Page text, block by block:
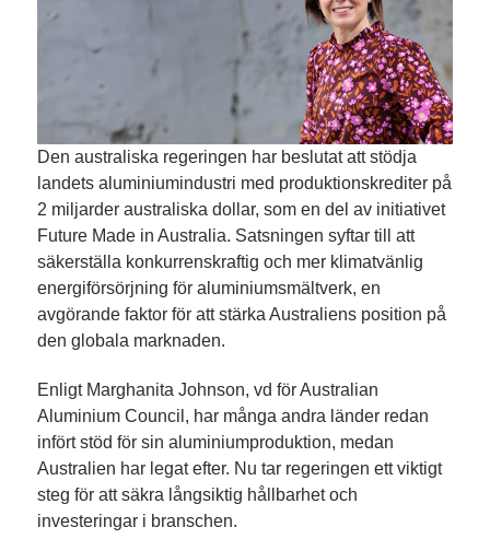
Den australiska regeringen har beslutat att stödja
landets aluminiumindustri med produktionskrediter på
2 miljarder australiska dollar, som en del av initiativet
Future Made in Australia. Satsningen syftar till att
säkerställa konkurrenskraftig och mer klimatvänlig
energiförsörjning för aluminiumsmältverk, en
avgörande faktor för att stärka Australiens position på
den globala marknaden.
Enligt Marghanita Johnson, vd för Australian
Aluminium Council, har många andra länder redan
infört stöd för sin aluminiumproduktion, medan
Australien har legat efter. Nu tar regeringen ett viktigt
steg för att säkra långsiktig hållbarhet och
investeringar i branschen.